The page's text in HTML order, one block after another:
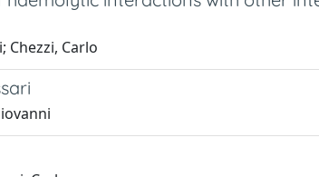
Chezzi, Carlo